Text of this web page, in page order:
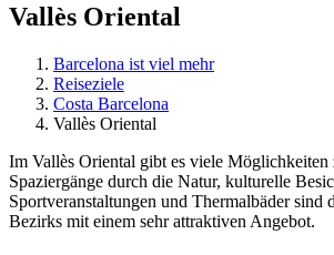
Vallès Oriental
Barcelona ist viel mehr
Reiseziele
Costa Barcelona
Vallès Oriental
Im Vallès Oriental gibt es viele Möglichkeiten
Spaziergänge durch die Natur, kulturelle
Sportveranstaltungen und Thermalbäder sind
Bezirks mit einem sehr attraktiven Angebot.